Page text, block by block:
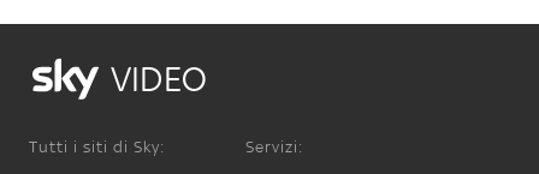
VIDEO
Tutti i siti di Sky: Servizi: